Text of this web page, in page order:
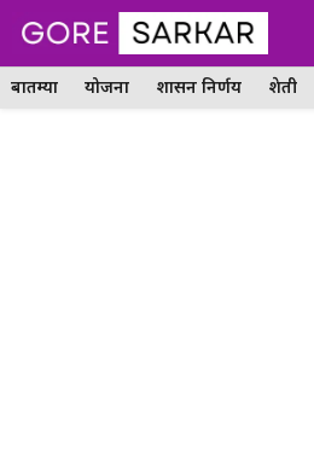
Skip
content
बातम्या योजना शासन निर्णय शेती